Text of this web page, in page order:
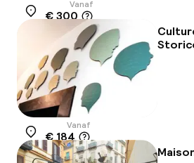
Locatie
Vanaf
€ 300
Locatie
Vanaf
€ 184